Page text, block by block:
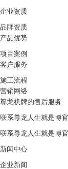
企业资质
品牌资质
产品优势
项目案例
客户服务
施工流程
营销网络
尊龙棋牌的售后服务
联系尊龙人生就是博
联系尊龙人生就是博
新闻中心
企业新闻